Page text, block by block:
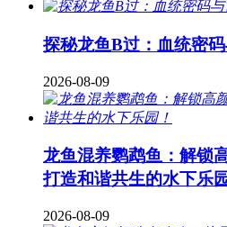
探秘龙鱼B过：血统密
2026-08-09
龙鱼混养鹦鹉鱼：解锁
打造和谐共生的水下乐
2026-08-09